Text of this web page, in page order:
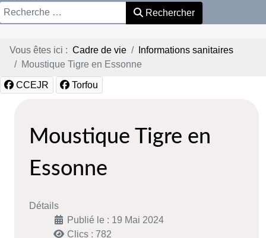
Rechercher
Vous êtes ici : Cadre de vie
Informations sanitaires
Moustique Tigre en Essonne
CCEJR Torfou
Moustique Tigre en
Essonne
Détails
Publié le : 19 Mai 2024
Clics : 782